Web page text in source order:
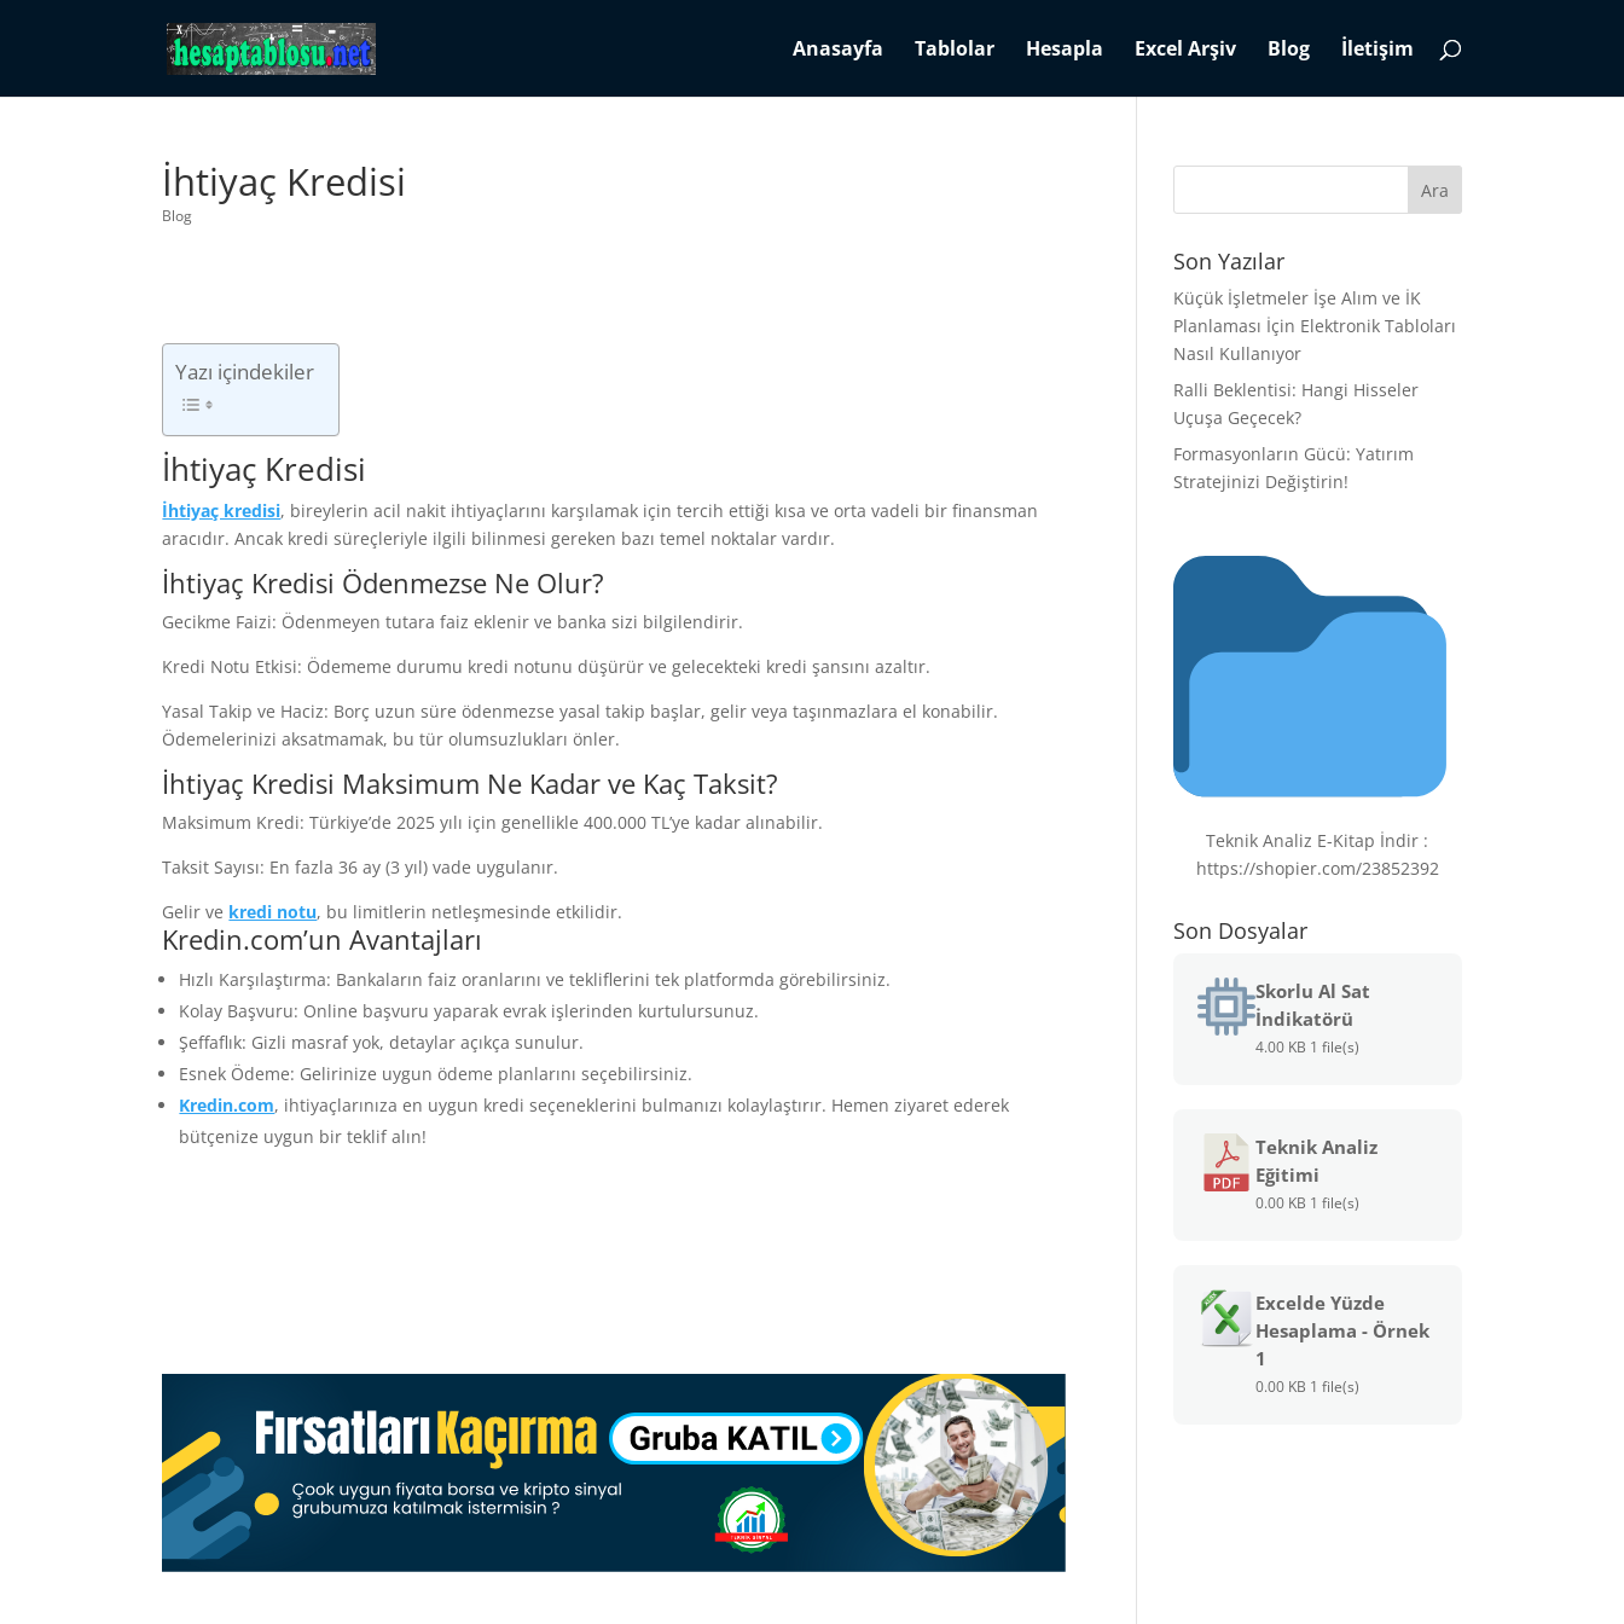
Anasayfa Tablolar Hesapla Excel Arşiv Blog İletişim
İhtiyaç Kredisi
Blog
Yazı içindekiler
İhtiyaç Kredisi
İhtiyaç kredisi, bireylerin acil nakit ihtiyaçlarını karşılamak için tercih ettiği kısa ve orta vadeli bir finansman
aracıdır. Ancak kredi süreçleriyle ilgili bilinmesi gereken bazı temel noktalar vardır.
İhtiyaç Kredisi Ödenmezse Ne Olur?
Gecikme Faizi: Ödenmeyen tutara faiz eklenir ve banka sizi bilgilendirir.
Kredi Notu Etkisi: Ödememe durumu kredi notunu düşürür ve gelecekteki kredi şansını azaltır.
Yasal Takip ve Haciz: Borç uzun süre ödenmezse yasal takip başlar, gelir veya taşınmazlara el konabilir.
Ödemelerinizi aksatmamak, bu tür olumsuzlukları önler.
İhtiyaç Kredisi Maksimum Ne Kadar ve Kaç Taksit?
Maksimum Kredi: Türkiye’de 2025 yılı için genellikle 400.000 TL’ye kadar alınabilir.
Taksit Sayısı: En fazla 36 ay (3 yıl) vade uygulanır.
Gelir ve kredi notu, bu limitlerin netleşmesinde etkilidir.
Kredin.com’un Avantajları
Hızlı Karşılaştırma: Bankaların faiz oranlarını ve tekliflerini tek platformda görebilirsiniz.
Kolay Başvuru: Online başvuru yaparak evrak işlerinden kurtulursunuz.
Şeffaflık: Gizli masraf yok, detaylar açıkça sunulur.
Esnek Ödeme: Gelirinize uygun ödeme planlarını seçebilirsiniz.
Kredin.com, ihtiyaçlarınıza en uygun kredi seçeneklerini bulmanızı kolaylaştırır. Hemen ziyaret ederek
bütçenize uygun bir teklif alın!
Son Yazılar
Küçük İşletmeler İşe Alım ve İK
Planlaması İçin Elektronik Tabloları
Nasıl Kullanıyor
Ralli Beklentisi: Hangi Hisseler
Uçuşa Geçecek?
Formasyonların Gücü: Yatırım
Stratejinizi Değiştirin!
Teknik Analiz E-Kitap İndir :
https://shopier.com/23852392
Son Dosyalar
Skorlu Al Sat
İndikatörü
4.00 KB 1 file(s)
Teknik Analiz
Eğitimi
0.00 KB 1 file(s)
Excelde Yüzde
Hesaplama - Örnek
1
0.00 KB 1 file(s)